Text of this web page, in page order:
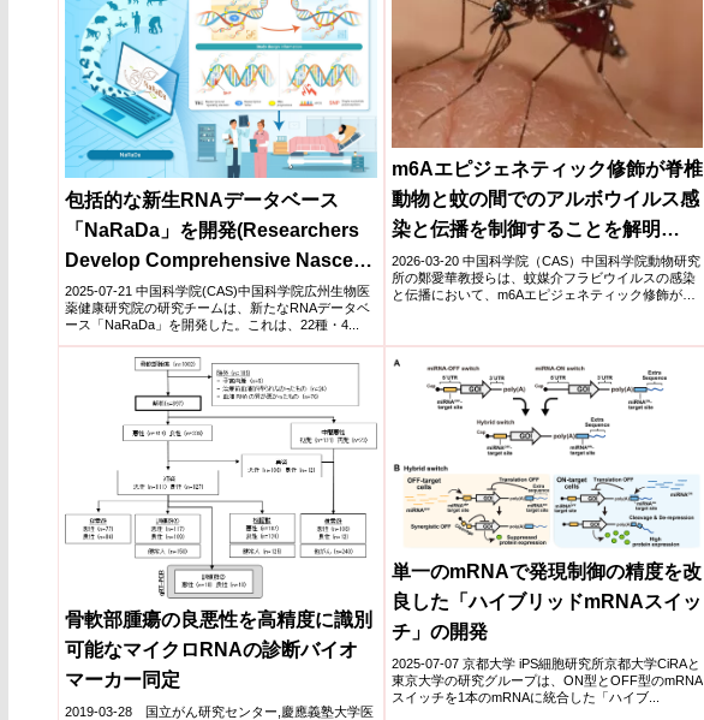
包括的な新生RNAデータベース
「NaRaDa」を開発(Researchers
Develop Comprehensive Nascent
RNA Database: NaRaDa)
2025-07-21 中国科学院(CAS)中国科学院広州生物医
薬健康研究院の研究チームは、新たなRNAデータベ
ース「NaRaDa」を開発した。これは、22種・4...
m6Aエピジェネティック修飾が脊椎
動物と蚊の間でのアルボウイルス感
染と伝播を制御することを解明
（Study Reveals m6A Epigenetic
Modification Controls Arbovirus
between Vertebrates and
Mosquitoes）
2026-03-20 中国科学院（CAS）中国科学院動物研究
所の鄭愛華教授らは、蚊媒介フラビウイルスの感染
と伝播において、m6Aエピジェネティック修飾が重
骨軟部腫瘍の良悪性を高精度に識別
可能なマイクロRNAの診断バイオ
マーカー同定
2019-03-28 国立がん研究センター,慶應義塾大学医
単一のmRNAで発現制御の精度を改
良した「ハイブリッドmRNAスイッ
チ」の開発
2025-07-07 京都大学 iPS細胞研究所京都大学CiRAと
東京大学の研究グループは、ON型とOFF型のmRNA
スイッチを1本のmRNAに統合した「ハイブ...